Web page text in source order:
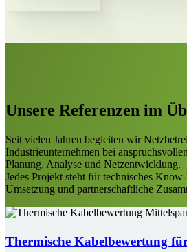
Unsere Referenzen im
Seit vielen Jahren begleiten wir
Industrieunternehmen bei
Planung, Analyse und Netzentwicklung.
Jedes Projekt steht für technisches
Umsetzung und partnerschaftliche
Thermische Kabelbewertung